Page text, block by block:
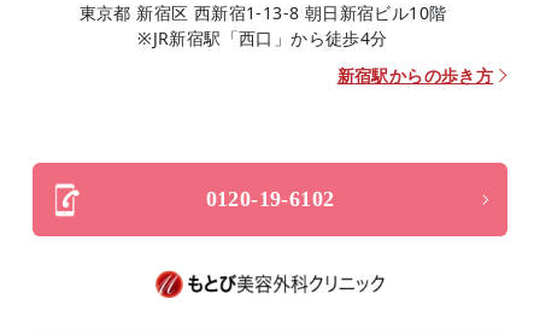
東京都 新宿区 西新宿1-13-8 朝日新宿ビル10階
※JR新宿駅「西口」から徒歩4分
新宿駅からの歩き方
0120-19-6102